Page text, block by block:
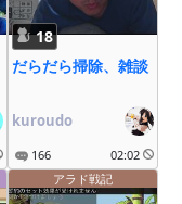
18
だらだら掃除、雑談
kuroudo
166
02:02
アラド戦記